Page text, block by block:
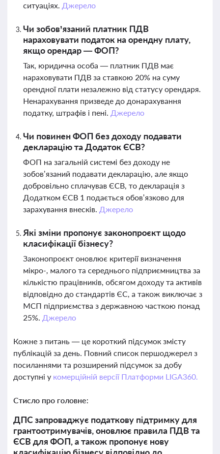
ситуаціях. Джерело
Чи зобов’язаний платник ПДВ
нараховувати податок на орендну плату,
якщо орендар — ФОП?
Так, юридична особа — платник ПДВ має
нараховувати ПДВ за ставкою 20% на суму
орендної плати незалежно від статусу орендаря.
Ненарахування призведе до донарахування
податку, штрафів і пені. Джерело
Чи повинен ФОП без доходу подавати
декларацію та Додаток ЄСВ?
ФОП на загальній системі без доходу не
зобов’язаний подавати декларацію, але якщо
добровільно сплачував ЄСВ, то декларація з
Додатком ЄСВ 1 подається обов’язково для
зарахування внесків. Джерело
Які зміни пропонує законопроєкт щодо
класифікації бізнесу?
Законопроєкт оновлює критерії визначення
мікро-, малого та середнього підприємництва за
кількістю працівників, обсягом доходу та активів
відповідно до стандартів ЄС, а також виключає з
МСП підприємства з державною часткою понад
25%. Джерело
Кожне з питань — це короткий підсумок змісту
публікацій за день. Повний список першоджерел з
посиланнями та розширений підсумок за добу
доступні у комерційній версії Платформи LIGA360.
Стисло про головне:
ДПС запроваджує податкову підтримку для
грантоотримувачів, оновлює правила ПДВ та
ЄСВ для ФОП, а також пропонує нову